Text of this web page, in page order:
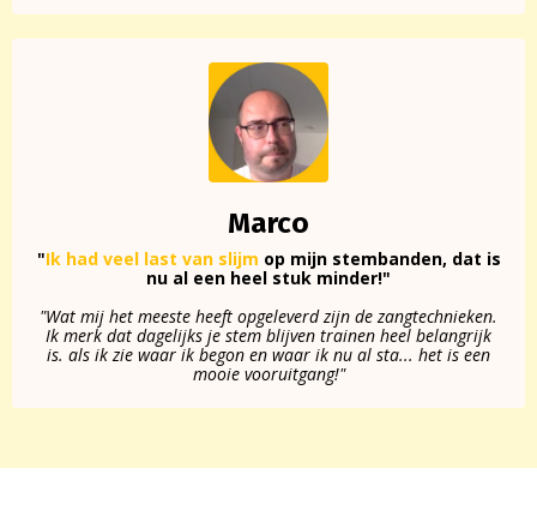
Marco
"Ik had veel last van slijm op mijn stembanden, dat is
nu al een heel stuk minder!"
"Wat mij het meeste heeft opgeleverd zijn de zangtechnieken.
Ik merk dat dagelijks je stem blijven trainen heel belangrijk
is. als ik zie waar ik begon en waar ik nu al sta... het is een
mooie vooruitgang!"